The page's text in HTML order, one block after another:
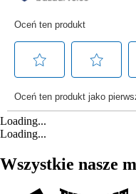
Loading...
Loading...
Wszystkie nasze